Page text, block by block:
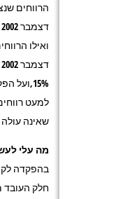
הרווחים
ואילו
למעט
שאינה עולה על 14,760 ₪ (בשנת
מה עלי
בהפקדה
חלק העובד